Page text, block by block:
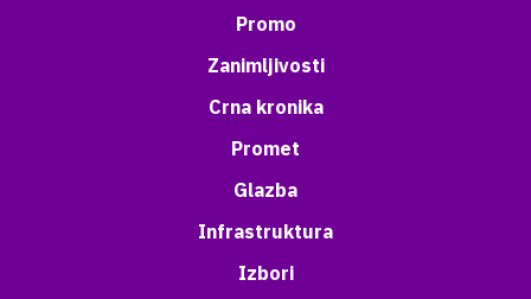
Promo
Zanimljivosti
Crna kronika
Promet
Glazba
Infrastruktura
Izbori